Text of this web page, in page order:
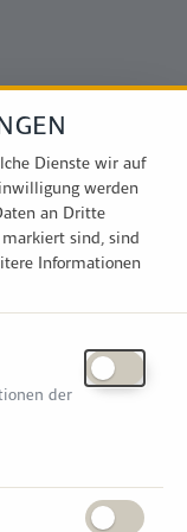
Dienste wir auf
werden
an Dritte
sind, sind
Informationen
der